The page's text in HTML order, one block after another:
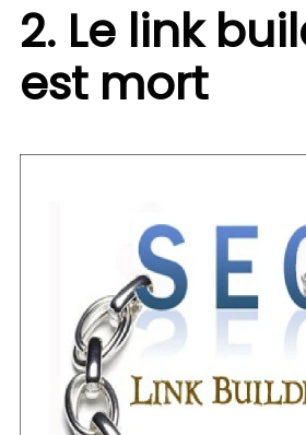
2. Le link
est mort